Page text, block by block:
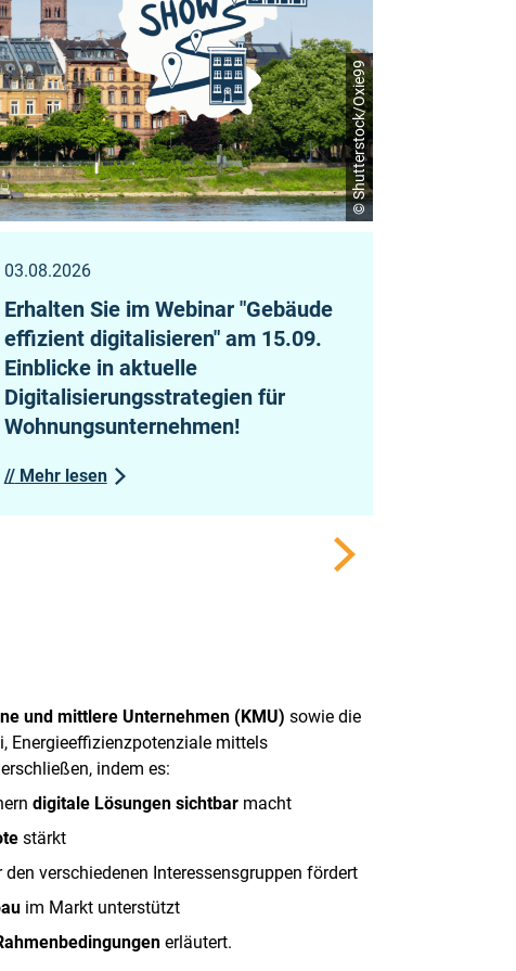
© Shutterstock/Oxie99
03.08.2026
Erhalten Sie im Webinar "Gebäude
effizient digitalisieren" am 15.09.
Einblicke in aktuelle
Digitalisierungsstrategien für
Wohnungsunternehmen!
//Mehr lesen
Nächstes
und mittlere Unternehmen (KMU) sowie die
Energieeffizienzpotenziale mittels
indem es:
digitale Lösungen sichtbar macht
stärkt
den verschiedenen Interessensgruppen fördert
im Markt unterstützt
erläutert.